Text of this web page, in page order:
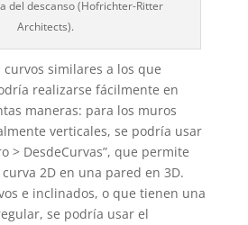
del descanso (Hofrichter-Ritter
Architects).
similares a los que
realizarse fácilmente en
maneras: para los muros
verticales, se podría usar
> DesdeCurvas”, que permite
2D en una pared en 3D.
e inclinados, o que tienen una
se podría usar el